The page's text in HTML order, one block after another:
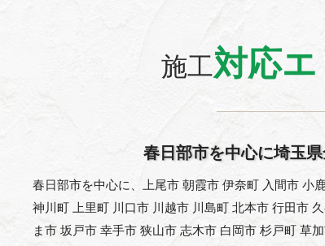
施工対応
春日部市を中心に埼玉県
春日部市を中心に、上尾市 朝霞市 伊奈町 入間市 小
神川町 上里町 川口市 川越市 川島町 北本市 行田市
ま市 坂戸市 幸手市 狭山市 志木市 白岡市 杉戸町 草